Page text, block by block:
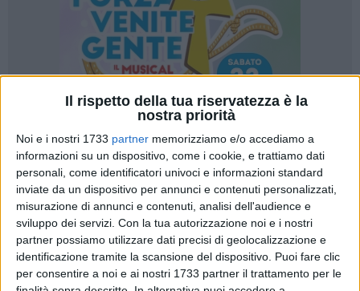
Il rispetto della tua riservatezza è la
nostra priorità
Noi e i nostri 1733 partner memorizziamo e/o accediamo a
informazioni su un dispositivo, come i cookie, e trattiamo dati
personali, come identificatori univoci e informazioni standard
inviate da un dispositivo per annunci e contenuti personalizzati,
misurazione di annunci e contenuti, analisi dell'audience e
sviluppo dei servizi. Con la tua autorizzazione noi e i nostri
partner possiamo utilizzare dati precisi di geolocalizzazione e
identificazione tramite la scansione del dispositivo. Puoi fare clic
per consentire a noi e ai nostri 1733 partner il trattamento per le
47
Firmato il contratto per la progettazione del nuovo ospedale
del nord barese.